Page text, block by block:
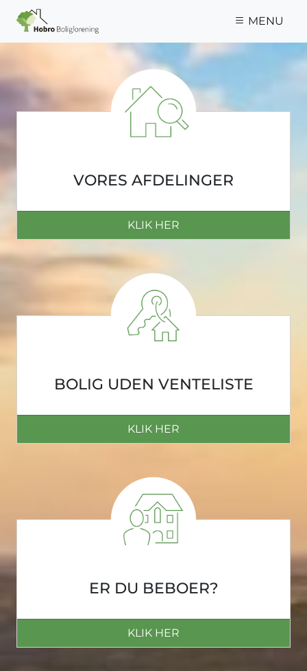
Gå til hovedindhold
MENU
VORES AFDELINGER
KLIK HER
BOLIG UDEN VENTELISTE
KLIK HER
ER DU BEBOER?
KLIK HER